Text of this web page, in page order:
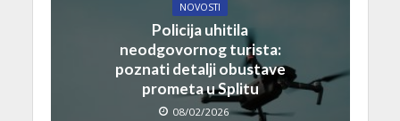
NOVOSTI
Policija uhitila
neodgovornog turista:
poznati detalji obustave
prometa u Splitu
08/02/2026